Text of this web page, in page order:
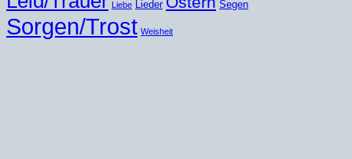
Liebe Lieder Segen
Sorgen/Trost Weisheit